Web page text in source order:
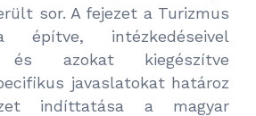
sor. A fejezet a Turizmus
építve, intézkedéseivel
és azokat kiegészítve
javaslatokat határoz
indíttatása a magyar